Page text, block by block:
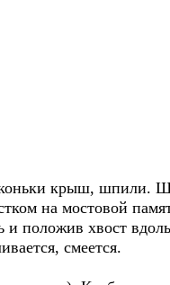
крыш, шпили.
на мостовой
положив хвост
смеется.